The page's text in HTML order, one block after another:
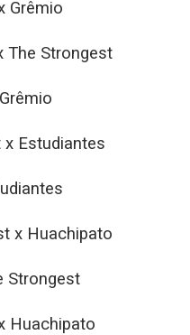
Grêmio
The Strongest
Estudiantes
x Huachipato
Strongest
Huachipato